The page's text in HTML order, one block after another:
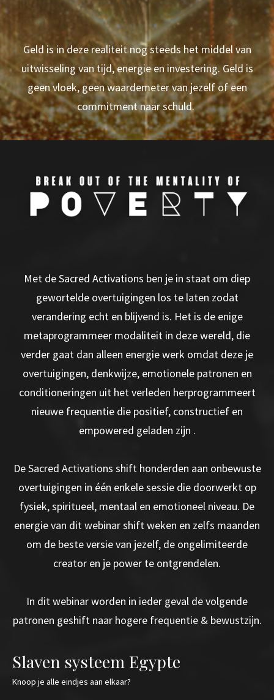
Geld is in deze realiteit nog steeds het middel van
uitwisseling van tijd, energie en investering. Geld is
geen vloek, geen waardemeter van jezelf of een
commitment naar schuld.
Met de Sacred Activations ben je in staat om diep
gewortelde overtuigingen los te laten zodat
verandering echt en blijvend is. Het is de enige
metaprogrammeer modaliteit in deze wereld, die
verder gaat dan alleen energie werk omdat deze je
overtuigingen, denkwijze, emotionele patronen en
conditioneringen uit het verleden herprogrammeert
nieuwe frequentie die positief, constructief en
empowered geladen zijn .
De Sacred Activations shift honderden aan onbewuste
overtuigingen in één enkele sessie die doorwerkt op
fysiek, spiritueel, mentaal en emotioneel niveau. De
energie van dit webinar shift weken en zelfs maanden
om de beste versie van jezelf, de ongelimiteerde
creator en je power te ontgrendelen.
In dit webinar worden in ieder geval de volgende
patronen geshift naar hogere frequentie & bewustzijn.
Slaven systeem Egypte
Knoop je alle eindjes aan elkaar?